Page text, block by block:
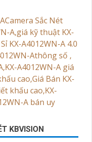
KBVISION